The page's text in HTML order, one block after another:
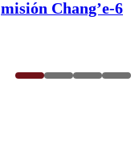
misión Chang’e-6